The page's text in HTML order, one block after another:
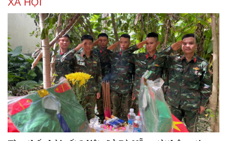
Du lịch
Tư vấn
Săn Tour
check-in
Podcast
Câu chuyện thời sự
Đọc truyện đêm khuya
Cửa sổ tình yêu
Kể chuyện cho bé
Hạt giống tâm hồn